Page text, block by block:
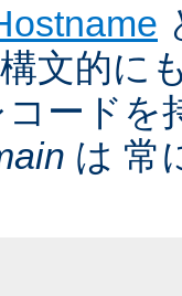
文的に
コードを
は 常